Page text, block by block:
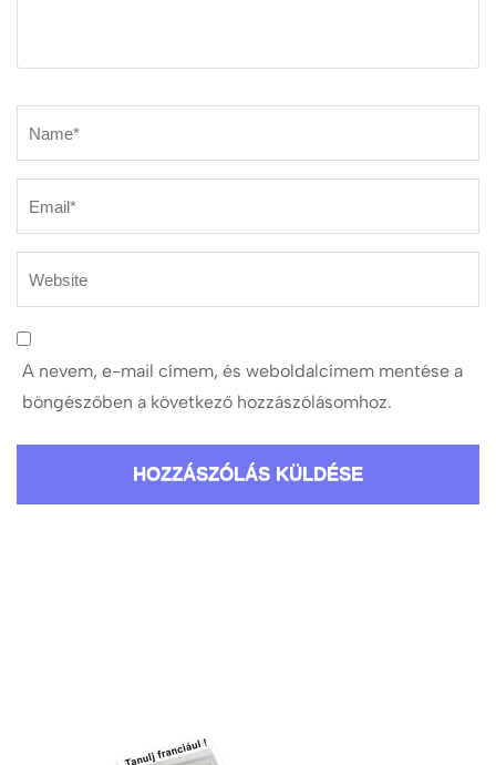
A nevem, e-mail címem, és weboldalcímem mentése a
böngészőben a következő hozzászólásomhoz.